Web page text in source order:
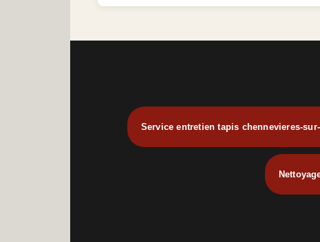
Service entretien tapis chennevieres-